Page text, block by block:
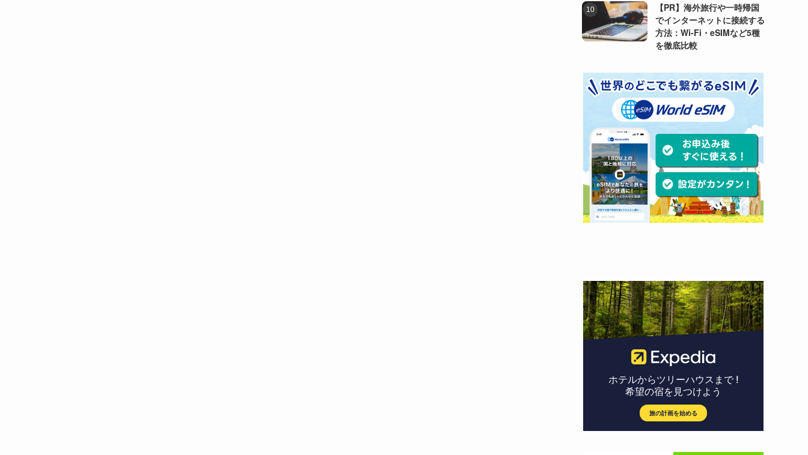
【PR】海外旅行や一時帰国
でインターネットに接続する
方法：Wi-Fi・eSIMなど5種
を徹底比較